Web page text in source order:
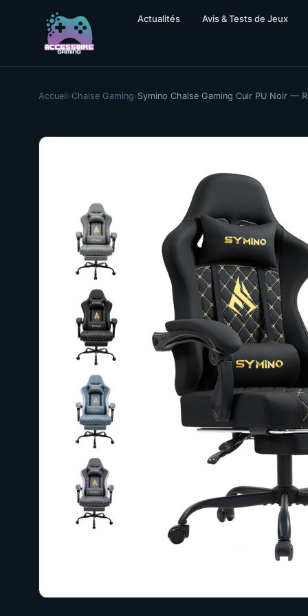
Actualités Avis & Tests de Jeux
Accueil› Chaise Gaming› Symino Chaise Gaming Cuir PU Noir —